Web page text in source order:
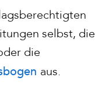
selbst, die
die
aus.